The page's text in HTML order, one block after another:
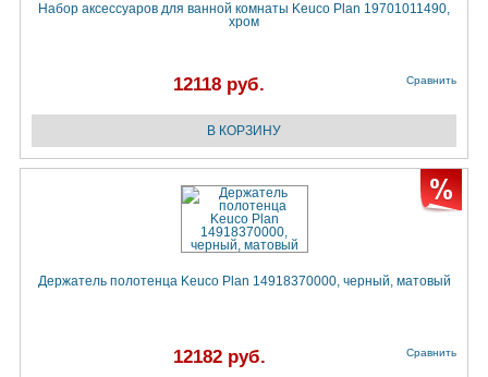
Набор аксессуаров для ванной комнаты Keuco Plan 19701011490,
хром
12118 руб. Сравнить
Держатель полотенца Keuco Plan 14918370000, черный, матовый
12182 руб. Сравнить